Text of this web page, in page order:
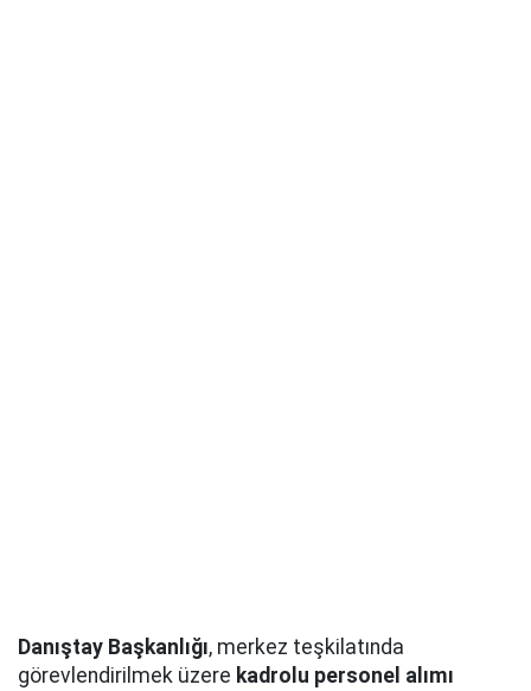
Danıştay Başkanlığı, merkez teşkilatında
görevlendirilmek üzere kadrolu personel alımı